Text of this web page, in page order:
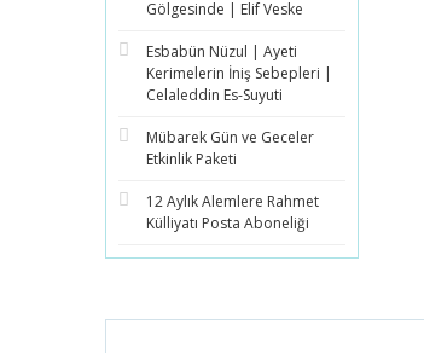
Gölgesinde | Elif Veske
Esbabün Nüzul | Ayeti
Kerimelerin İniş Sebepleri |
Celaleddin Es-Suyuti
Mübarek Gün ve Geceler
Etkinlik Paketi
12 Aylık Alemlere Rahmet
Külliyatı Posta Aboneliği